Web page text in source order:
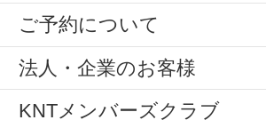
ご予約について
法人・企業のお客様
KNTメンバーズクラブ